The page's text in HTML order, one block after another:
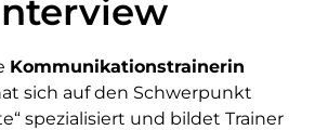
Kommunikationstrainerin
sich auf den Schwerpunkt
spezialisiert und bildet Trainer